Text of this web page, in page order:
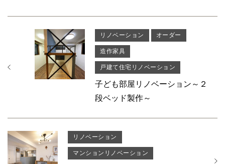
リノベーション オーダー
造作家具
戸建て住宅リノベーション
子ども部屋リノベーション～２
段ベッド製作～
リノベーション
マンションリノベーション